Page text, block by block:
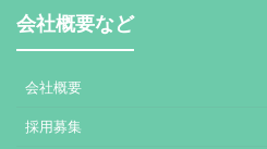
会社概要など
会社概要
採用募集